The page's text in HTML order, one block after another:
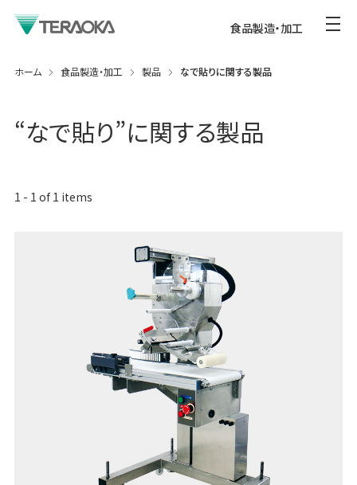
食品製造・加工
ホーム 食品製造・加工 製品 なで貼りに関する製品
“なで貼り”に関する製品
1 - 1 of1 items